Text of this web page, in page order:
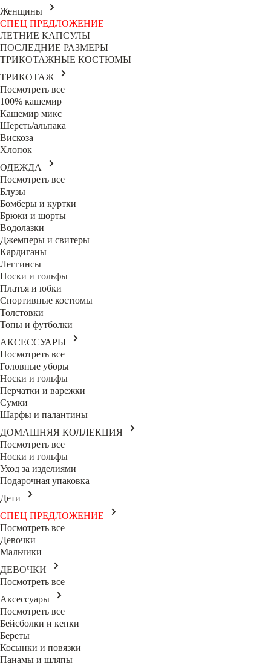
Женщины
СПЕЦ ПРЕДЛОЖЕНИЕ
ЛЕТНИЕ КАПСУЛЫ
ПОСЛЕДНИЕ РАЗМЕРЫ
ТРИКОТАЖНЫЕ КОСТЮМЫ
ТРИКОТАЖ
Посмотреть все
100% кашемир
Кашемир микс
Шерсть/альпака
Вискоза
Хлопок
ОДЕЖДА
Посмотреть все
Блузы
Бомберы и куртки
Брюки и шорты
Водолазки
Джемперы и свитеры
Кардиганы
Леггинсы
Носки и гольфы
Платья и юбки
Спортивные костюмы
Толстовки
Топы и футболки
АКСЕССУАРЫ
Посмотреть все
Головные уборы
Носки и гольфы
Перчатки и варежки
Сумки
Шарфы и палантины
ДОМАШНЯЯ КОЛЛЕКЦИЯ
Посмотреть все
Носки и гольфы
Уход за изделиями
Подарочная упаковка
Дети
СПЕЦ ПРЕДЛОЖЕНИЕ
Посмотреть все
Девочки
Мальчики
ДЕВОЧКИ
Посмотреть все
Аксессуары
Посмотреть все
Бейсболки и кепки
Береты
Косынки и повязки
Панамы и шляпы